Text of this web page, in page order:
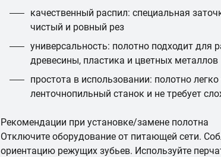
качественный распил: специальная
чистый и ровный рез
универсальность: полотно подходит для
древесины, пластика и цветных металлов
простота в использовании: полотно
ленточнопильный станок и не требует
Рекомендации при установке/замене полотна
Отключите оборудование от питающей сети.
ориентацию режущих зубьев. Используйте